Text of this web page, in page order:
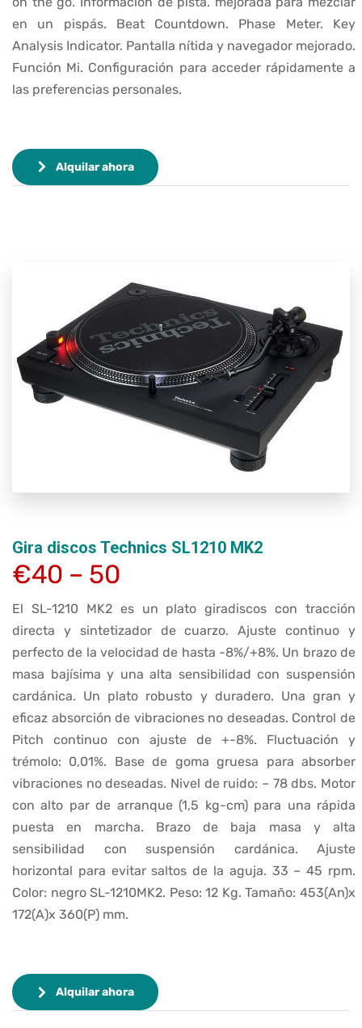
en un pispás. Beat Countdown. Phase Meter. Key
Analysis Indicator. Pantalla nítida y navegador mejorado.
Función Mi. Configuración para acceder rápidamente a
las preferencias personales.
Alquilar ahora
Gira discos Technics SL1210 MK2
€40 – 50
El SL-1210 MK2 es un plato giradiscos con tracción
directa y sintetizador de cuarzo. Ajuste continuo y
perfecto de la velocidad de hasta -8%/+8%. Un brazo de
masa bajísima y una alta sensibilidad con suspensión
cardánica. Un plato robusto y duradero. Una gran y
eficaz absorción de vibraciones no deseadas. Control de
Pitch continuo con ajuste de +-8%. Fluctuación y
trémolo: 0,01%. Base de goma gruesa para absorber
vibraciones no deseadas. Nivel de ruido: – 78 dbs. Motor
con alto par de arranque (1,5 kg-cm) para una rápida
puesta en marcha. Brazo de baja masa y alta
sensibilidad con suspensión cardánica. Ajuste
horizontal para evitar saltos de la aguja. 33 – 45 rpm.
Color: negro SL-1210MK2. Peso: 12 Kg. Tamaño: 453(An)x
172(A)x 360(P) mm.
Alquilar ahora